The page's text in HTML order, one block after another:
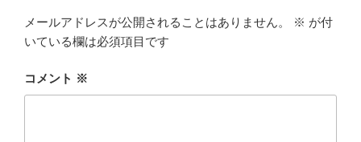
メールアドレスが公開されることはありません。 ※ が付
いている欄は必須項目です
コメント ※